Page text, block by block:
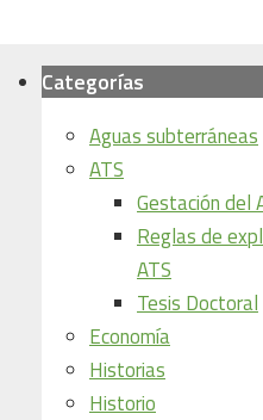
Categorías
Aguas subterráneas
ATS
Gestación del
Reglas de
ATS
Tesis Doctoral
Economía
Historias
Historio